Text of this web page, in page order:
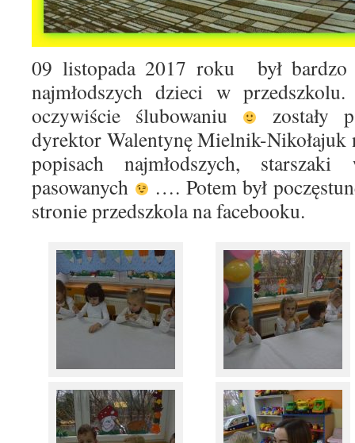
09 listopada 2017 roku był
najmłodszych dzieci w
oczywiście ślubowaniu
zostały
dyrektor Walentynę Mielnik-Nikołajuk
popisach najmłodszych,
pasowanych
…. Potem był
stronie przedszkola na facebooku.